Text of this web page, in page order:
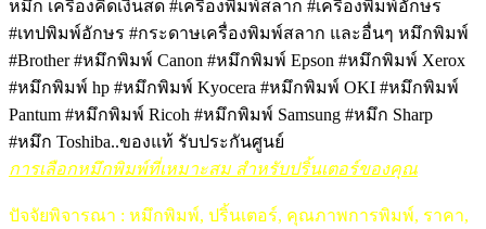
หมึก เครื่องคิดเงินสด #เครื่องพิมพ์สลาก #เครื่องพิมพ์อักษร
#เทปพิมพ์อักษร #กระดาษเครื่องพิมพ์สลาก และอื่นๆ หมึกพิมพ์
#Brother #หมึกพิมพ์ Canon #หมึกพิมพ์ Epson #หมึกพิมพ์ Xerox
#หมึกพิมพ์ hp #หมึกพิมพ์ Kyocera #หมึกพิมพ์ OKI #หมึกพิมพ์
Pantum #หมึกพิมพ์ Ricoh #หมึกพิมพ์ Samsung #หมึก Sharp
#หมึก Toshiba..ของแท้ รับประกันศูนย์
การเลือกหมึกพิมพ์ที่เหมาะสม สำหรับปริ้นเตอร์ของคุณ
ปัจจัยพิจารณา : หมึกพิมพ์, ปริ้นเตอร์, คุณภาพการพิมพ์, ราคา,